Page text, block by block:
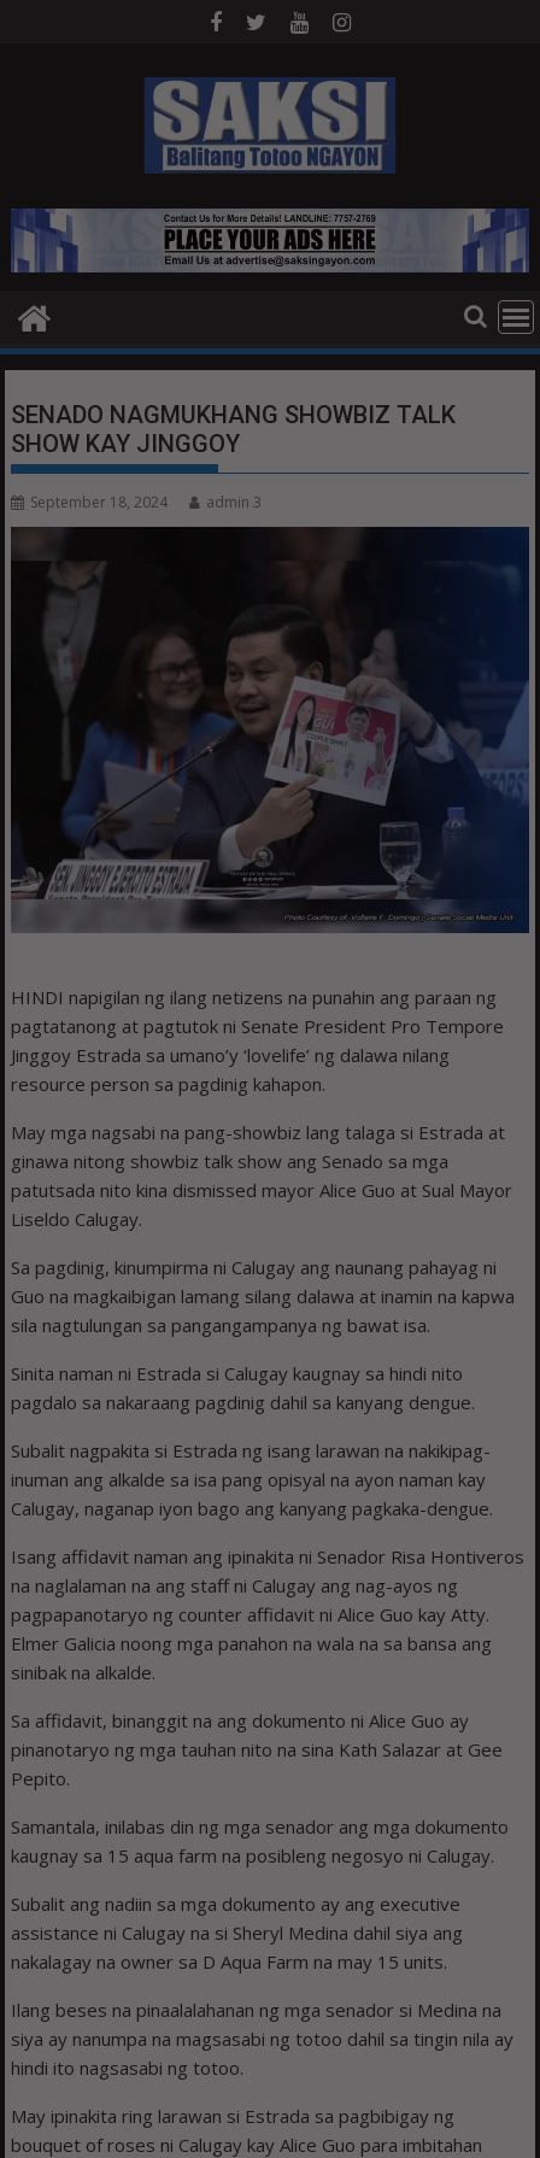
SENADO NAGMUKHANG SHOWBIZ TALK
SHOW KAY JINGGOY
September 18, 2024 admin 3
HINDI napigilan ng ilang netizens na punahin ang paraan ng
pagtatanong at pagtutok ni Senate President Pro Tempore
Jinggoy Estrada sa umano’y ‘lovelife’ ng dalawa nilang
resource person sa pagdinig kahapon.
May mga nagsabi na pang-showbiz lang talaga si Estrada at
ginawa nitong showbiz talk show ang Senado sa mga
patutsada nito kina dismissed mayor Alice Guo at Sual Mayor
Liseldo Calugay.
Sa pagdinig, kinumpirma ni Calugay ang naunang pahayag ni
Guo na magkaibigan lamang silang dalawa at inamin na kapwa
sila nagtulungan sa pangangampanya ng bawat isa.
Sinita naman ni Estrada si Calugay kaugnay sa hindi nito
pagdalo sa nakaraang pagdinig dahil sa kanyang dengue.
Subalit nagpakita si Estrada ng isang larawan na nakikipag-
inuman ang alkalde sa isa pang opisyal na ayon naman kay
Calugay, naganap iyon bago ang kanyang pagkaka-dengue.
Isang affidavit naman ang ipinakita ni Senador Risa Hontiveros
na naglalaman na ang staff ni Calugay ang nag-ayos ng
pagpapanotaryo ng counter affidavit ni Alice Guo kay Atty.
Elmer Galicia noong mga panahon na wala na sa bansa ang
sinibak na alkalde.
Sa affidavit, binanggit na ang dokumento ni Alice Guo ay
pinanotaryo ng mga tauhan nito na sina Kath Salazar at Gee
Pepito.
Samantala, inilabas din ng mga senador ang mga dokumento
kaugnay sa 15 aqua farm na posibleng negosyo ni Calugay.
Subalit ang nadiin sa mga dokumento ay ang executive
assistance ni Calugay na si Sheryl Medina dahil siya ang
nakalagay na owner sa D Aqua Farm na may 15 units.
Ilang beses na pinaalalahanan ng mga senador si Medina na
siya ay nanumpa na magsasabi ng totoo dahil sa tingin nila ay
hindi ito nagsasabi ng totoo.
May ipinakita ring larawan si Estrada sa pagbibigay ng
bouquet of roses ni Calugay kay Alice Guo para imbitahan